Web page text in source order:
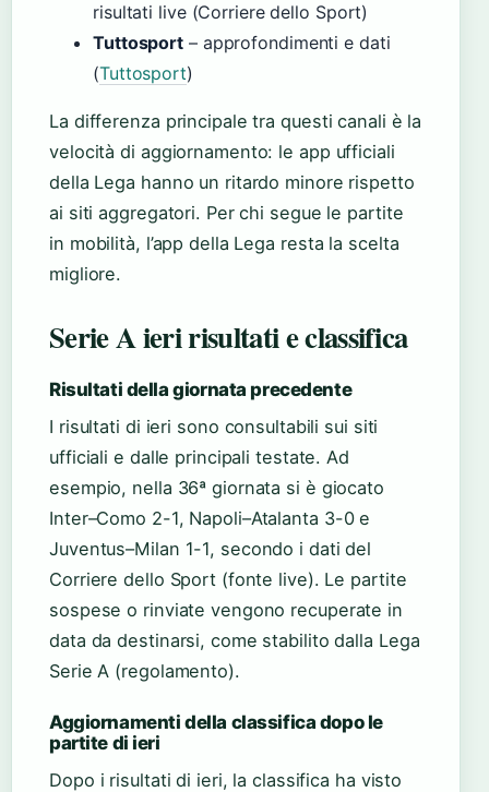
risultati live (Corriere dello Sport)
Tuttosport – approfondimenti e dati
(Tuttosport)
La differenza principale tra questi canali è la
velocità di aggiornamento: le app ufficiali
della Lega hanno un ritardo minore rispetto
ai siti aggregatori. Per chi segue le partite
in mobilità, l’app della Lega resta la scelta
migliore.
Serie A ieri risultati e classifica
Risultati della giornata precedente
I risultati di ieri sono consultabili sui siti
ufficiali e dalle principali testate. Ad
esempio, nella 36ª giornata si è giocato
Inter–Como 2-1, Napoli–Atalanta 3-0 e
Juventus–Milan 1-1, secondo i dati del
Corriere dello Sport (fonte live). Le partite
sospese o rinviate vengono recuperate in
data da destinarsi, come stabilito dalla Lega
Serie A (regolamento).
Aggiornamenti della classifica dopo le
partite di ieri
Dopo i risultati di ieri, la classifica ha visto